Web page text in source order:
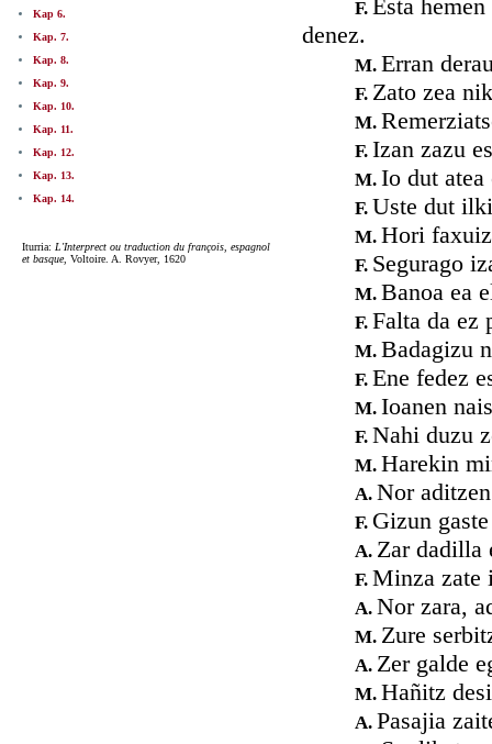
Kap 6.
Kap. 7.
Kap. 8.
Kap. 9.
Kap. 10.
Kap. 11.
Kap. 12.
Kap. 13.
Kap. 14.
Iturria: L'Interprect ou traduction du françois, espagnol
et basque, Voltoire. A. Rovyer, 1620
F. Esta
denez.
M. Erran
F. Zato zea
M.
F. Izan zazu
M. Io dut
F. Uste dut
M. Hori
F. Segurago
M. Banoa ea
F. Falta da ez
M. Badagizu
F. Ene fedez
M. Ioanen
F. Nahi duzu
M. Harekin
A. Nor
F. Gizun
A. Zar dadilla
F. Minza zate
A. Nor zara,
M. Zure
A. Zer galde
M. Hañitz
A. Pasajia